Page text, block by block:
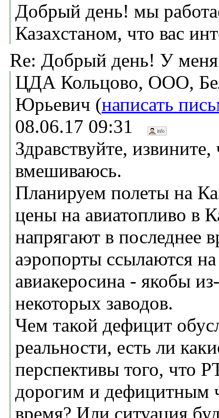
Добрый день! мы
Казахстаном, что вас
Re: Добрый день! У
ЦДА Кольцово, ООО,
Юрьевич (написать
08.06.17 09:31
Здравствуйте, извините,
вмешиваюсь.
Планируем полеты на
цены на авиатопливо в
напрягают в последнее
аэропорты ссылаются
авиакеросина - якобы
некоторых заводов.
Чем такой дефицит
реальности, есть ли
перспективы того, что
дорогим и дефицитным
время? Или ситуация